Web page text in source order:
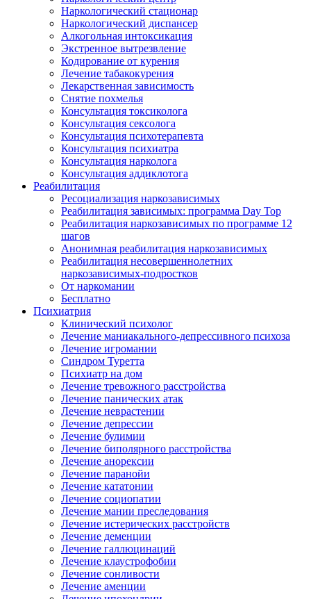
Наркологический стационар
Наркологический диспансер
Алкогольная интоксикация
Экстренное вытрезвление
Кодирование от курения
Лечение табакокурения
Лекарственная зависимость
Снятие похмелья
Консультация токсиколога
Консультация сексолога
Консультация психотерапевта
Консультация психиатра
Консультация нарколога
Консультация аддиклотога
Реабилитация
Ресоциализация наркозависимых
Реабилитация зависимых: программа Day Top
Реабилитация наркозависимых по программе 12
шагов
Анонимная реабилитация наркозависимых
Реабилитация несовершеннолетних
наркозависимых-подростков
От наркомании
Бесплатно
Психиатрия
Клинический психолог
Лечение маниакального-депрессивного психоза
Лечение игромании
Синдром Туретта
Психиатр на дом
Лечение тревожного расстройства
Лечение панических атак
Лечение неврастении
Лечение депрессии
Лечение булимии
Лечение биполярного расстройства
Лечение анорексии
Лечение паранойи
Лечение кататонии
Лечение социопатии
Лечение мании преследования
Лечение истерических расстройств
Лечение деменции
Лечение галлюцинаций
Лечение клаустрофобии
Лечение сонливости
Лечение аменции